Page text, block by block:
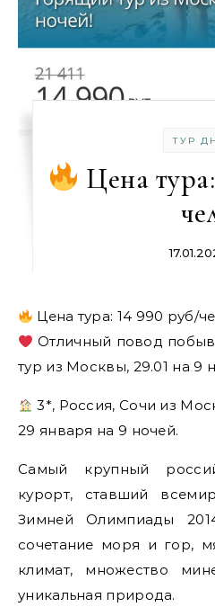
ТУР
Цена
Цена тура: 14 990 руб/
Отличный повод
тур из Москвы, 29.01 на 9
3*, Россия, Сочи из
29 января на 9 ночей.
Самый крупный
курорт, ставший
Зимней Олимпиады
сочетание моря и гор,
климат, множество
уникальная природа.